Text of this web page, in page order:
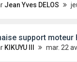
Jean Yves DELOS
support moteur
KIKUYU III mar. 22